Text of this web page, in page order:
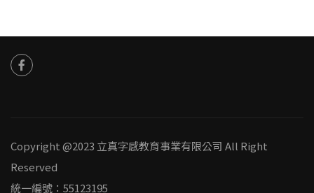
Copyright @2023 立真字感教育事業有限公司 All Right
Reserved
統一編號：55123195